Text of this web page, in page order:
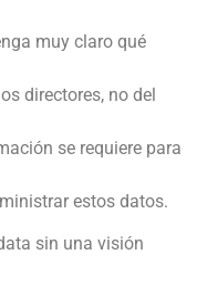
muy claro qué
directores, no del
se requiere para
estos datos.
sin una visión